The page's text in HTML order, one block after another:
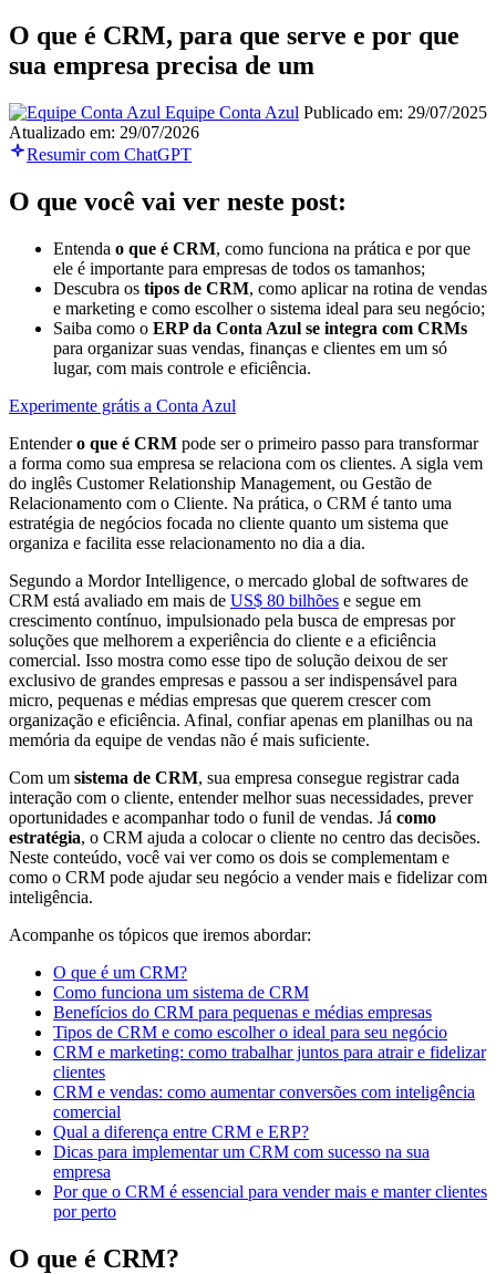
O que é CRM, para que serve e por que
sua empresa precisa de um
Equipe Conta Azul Publicado em: 29/07/2025
Atualizado em: 29/07/2026
Resumir com ChatGPT
O que você vai ver neste post:
Entenda o que é CRM, como funciona na prática e por que
ele é importante para empresas de todos os tamanhos;
Descubra os tipos de CRM, como aplicar na rotina de vendas
e marketing e como escolher o sistema ideal para seu negócio;
Saiba como o ERP da Conta Azul se integra com CRMs
para organizar suas vendas, finanças e clientes em um só
lugar, com mais controle e eficiência.
Experimente grátis a Conta Azul
Entendero que é CRM pode ser o primeiro passo para transformar
a forma como sua empresa se relaciona com os clientes. A sigla vem
do inglês Customer Relationship Management, ou Gestão de
Relacionamento com o Cliente. Na prática, o CRM é tanto uma
estratégia de negócios focada no cliente quanto um sistema que
organiza e facilita esse relacionamento no dia a dia.
Segundo a Mordor Intelligence, o mercado global de softwares de
CRM está avaliado em mais de US$ 80 bilhões e segue em
crescimento contínuo, impulsionado pela busca de empresas por
soluções que melhorem a experiência do cliente e a eficiência
comercial. Isso mostra como esse tipo de solução deixou de ser
exclusivo de grandes empresas e passou a ser indispensável para
micro, pequenas e médias empresas que querem crescer com
organização e eficiência. Afinal, confiar apenas em planilhas ou na
memória da equipe de vendas não é mais suficiente.
Com um sistema de CRM, sua empresa consegue registrar cada
interação com o cliente, entender melhor suas necessidades, prever
oportunidades e acompanhar todo o funil de vendas. Já como
estratégia, o CRM ajuda a colocar o cliente no centro das decisões.
Neste conteúdo, você vai ver como os dois se complementam e
como o CRM pode ajudar seu negócio a vender mais e fidelizar com
inteligência.
Acompanhe os tópicos que iremos abordar:
O que é um CRM?
Como funciona um sistema de CRM
Benefícios do CRM para pequenas e médias empresas
Tipos de CRM e como escolher o ideal para seu negócio
CRM e marketing: como trabalhar juntos para atrair e fidelizar
clientes
CRM e vendas: como aumentar conversões com inteligência
comercial
Qual a diferença entre CRM e ERP?
Dicas para implementar um CRM com sucesso na sua
empresa
Por que o CRM é essencial para vender mais e manter clientes
por perto
O que é CRM?